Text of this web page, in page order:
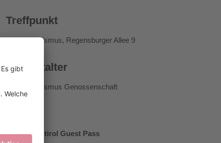
Treffpunkt
Brixen Tourismus, Regensburger Allee 9
Veranstalter
Brixen Tourismus Genossenschaft
Brixen Südtirol Guest Pass